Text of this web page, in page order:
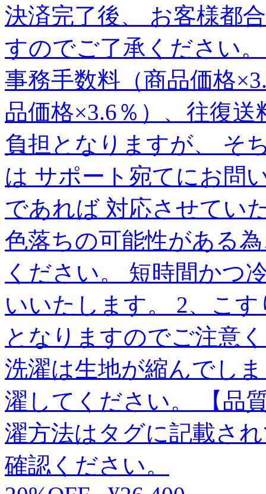
決済完了後、 お客様都
すのでご了承ください
事務手数料（商品価格
品価格×3.6％）、往復
負担となりますが、 そ
は サポート宛てにお問
であれば 対応させてい
色落ちの可能性がある
ください。 短時間かつ
いいたします。 2、こ
となりますのでご注意
洗濯は生地が縮んでし
濯してください。 【品
濯方法はタグに記載さ
確認ください。